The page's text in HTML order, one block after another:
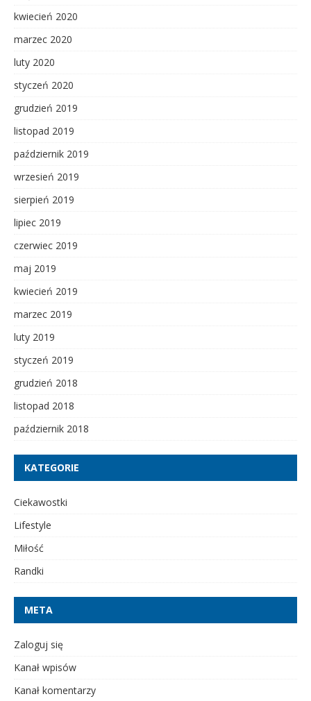
kwiecień 2020
marzec 2020
luty 2020
styczeń 2020
grudzień 2019
listopad 2019
październik 2019
wrzesień 2019
sierpień 2019
lipiec 2019
czerwiec 2019
maj 2019
kwiecień 2019
marzec 2019
luty 2019
styczeń 2019
grudzień 2018
listopad 2018
październik 2018
KATEGORIE
Ciekawostki
Lifestyle
Miłość
Randki
META
Zaloguj się
Kanał wpisów
Kanał komentarzy